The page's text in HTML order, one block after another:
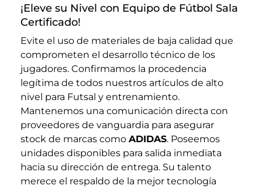
¡Eleve su Nivel con Equipo de Fútbol Sala
Certificado!
Evite el uso de materiales de baja calidad que
comprometen el desarrollo técnico de los
jugadores. Confirmamos la procedencia
legítima de todos nuestros artículos de alto
nivel para Futsal y entrenamiento.
Mantenemos una comunicación directa con
proveedores de vanguardia para asegurar
stock de marcas como ADIDAS. Poseemos
unidades disponibles para salida inmediata
hacia su dirección de entrega. Su talento
merece el respaldo de la mejor tecnología